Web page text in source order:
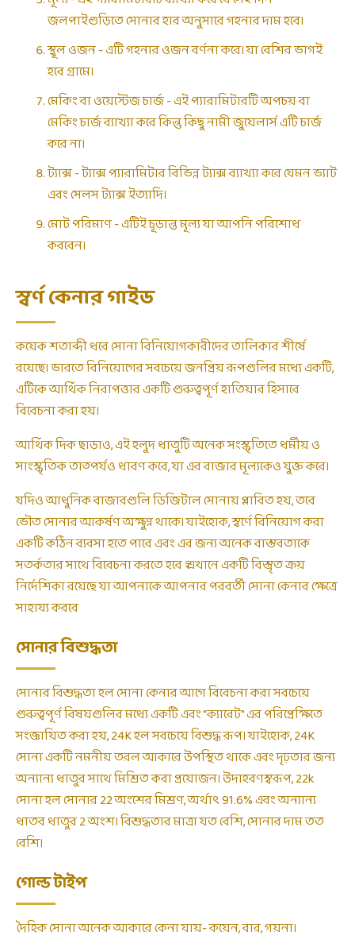
জলপাইগুড়িতে সোনার হার অনুসারে গহনার দাম হবে৷
স্থূল ওজন - এটি গহনার ওজন বর্ণনা করে। যা বেশির ভাগই
হবে গ্রামে।
মেকিং বা ওয়েস্টেজ চার্জ - এই প্যারামিটারটি অপচয় বা
মেকিং চার্জ ব্যাখ্যা করে কিন্তু কিছু নামী জুয়েলার্স এটি চার্জ
করে না।
ট্যাক্স - ট্যাক্স প্যারামিটার বিভিন্ন ট্যাক্স ব্যাখ্যা করে যেমন ভ্যাট
এবং সেলস ট্যাক্স ইত্যাদি।
মোট পরিমাণ - এটিই চূড়ান্ত মূল্য যা আপনি পরিশোধ
করবেন।
স্বর্ণ কেনার গাইড
কয়েক শতাব্দী ধরে সোনা বিনিয়োগকারীদের তালিকার শীর্ষে
রয়েছে। ভারতে বিনিয়োগের সবচেয়ে জনপ্রিয় রূপগুলির মধ্যে একটি,
এটিকে আর্থিক নিরাপত্তার একটি গুরুত্বপূর্ণ হাতিয়ার হিসাবে
বিবেচনা করা হয়।
আর্থিক দিক ছাড়াও, এই হলুদ ধাতুটি অনেক সংস্কৃতিতে ধর্মীয় ও
সাংস্কৃতিক তাত্পর্যও ধারণ করে, যা এর বাজার মূল্যকেও যুক্ত করে।
যদিও আধুনিক বাজারগুলি ডিজিটাল সোনায় প্লাবিত হয়, তবে
ভৌত সোনার আকর্ষণ অক্ষুণ্ন থাকে। যাইহোক, স্বর্ণে বিনিয়োগ করা
একটি কঠিন ব্যবসা হতে পারে এবং এর জন্য অনেক বাস্তবতাকে
সতর্কতার সাথে বিবেচনা করতে হবে ₹ এখানে একটি বিস্তৃত ক্রয়
নির্দেশিকা রয়েছে যা আপনাকে আপনার পরবর্তী সোনা কেনার ক্ষেত্রে
সাহায্য করবে
সোনার বিশুদ্ধতা
সোনার বিশুদ্ধতা হল সোনা কেনার আগে বিবেচনা করা সবচেয়ে
গুরুত্বপূর্ণ বিষয়গুলির মধ্যে একটি এবং "ক্যারেট" এর পরিপ্রেক্ষিতে
সংজ্ঞায়িত করা হয়, 24K হল সবচেয়ে বিশুদ্ধ রূপ। যাইহোক, 24K
সোনা একটি নমনীয় তরল আকারে উপস্থিত থাকে এবং দৃঢ়তার জন্য
অন্যান্য ধাতুর সাথে মিশ্রিত করা প্রয়োজন। উদাহরণস্বরূপ, 22k
সোনা হল সোনার 22 অংশের মিশ্রণ, অর্থাৎ 91.6% এবং অন্যান্য
ধাতব ধাতুর 2 অংশ। বিশুদ্ধতার মাত্রা যত বেশি, সোনার দাম তত
বেশি।
গোল্ড টাইপ
দৈহিক সোনা অনেক আকারে কেনা যায়- কয়েন, বার, গয়না।